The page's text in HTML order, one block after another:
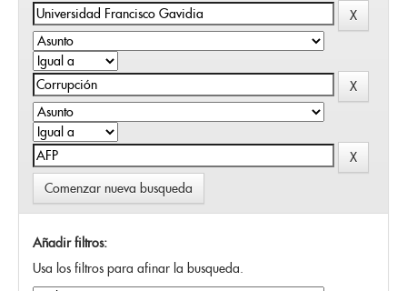
Comenzar nueva busqueda
Añadir filtros:
Usa los filtros para afinar la busqueda.